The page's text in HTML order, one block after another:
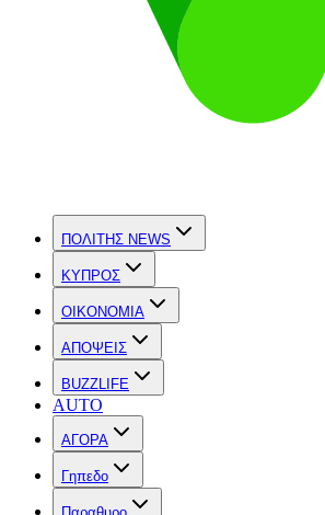
ΠΟΛΙΤΗΣ NEWS
ΚΥΠΡΟΣ
OIKONOMIA
ΑΠΟΨΕΙΣ
BUZZLIFE
AUTO
ΑΓΟΡΑ
Γηπεδο